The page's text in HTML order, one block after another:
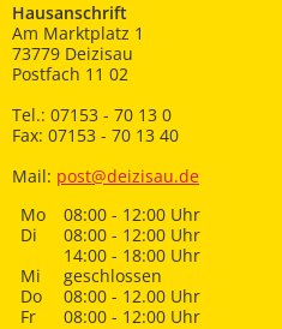
Hausanschrift
Am Marktplatz 1
73779 Deizisau
Postfach 11 02
Tel.: 07153 - 70 13 0
Fax: 07153 - 70 13 40
Mail: post@deizisau.de
Mo
08:00 - 12:00 Uhr
Di
08:00 - 12:00 Uhr
14:00 - 18:00 Uhr
Mi
geschlossen
Do
08:00 - 12.00 Uhr
Fr
08:00 - 12:00 Uhr